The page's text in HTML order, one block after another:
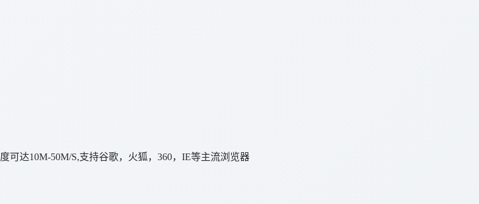
达10M-50M/S,支持谷歌，火狐，360，IE等主流浏览器